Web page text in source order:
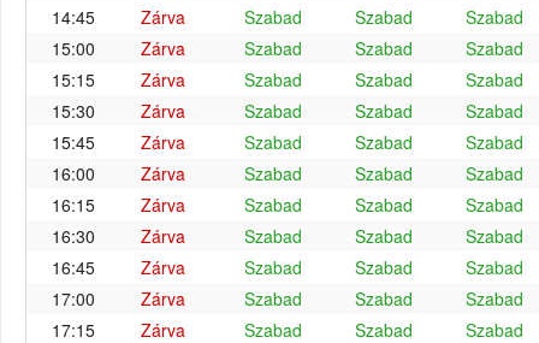
14:45
Zárva Szabad Szabad
Szabad
15:00
Zárva Szabad Szabad
Szabad
15:15
Zárva Szabad Szabad
Szabad
15:30
Zárva Szabad Szabad
Szabad
15:45
Zárva Szabad Szabad
Szabad
16:00
Zárva Szabad Szabad
Szabad
16:15
Zárva Szabad Szabad
Szabad
16:30
Zárva Szabad Szabad
Szabad
16:45
Zárva Szabad Szabad
Szabad
17:00
Zárva Szabad Szabad
Szabad
17:15
Zárva Szabad Szabad
Szabad